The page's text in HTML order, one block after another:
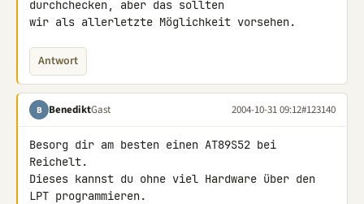
durchchecken, aber das sollten
wir als allerletzte Möglichkeit vorsehen.
Antwort
B BenediktGast 2004-10-31 09:12#123140
Besorg dir am besten einen AT89S52 bei
Reichelt.
Dieses kannst du ohne viel Hardware über den
LPT programmieren.